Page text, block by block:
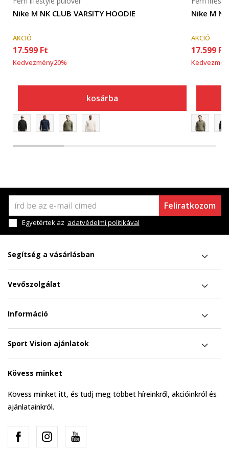
Nike M NK CLUB VARSITY HOODIE
AKCIÓ
17.599 Ft
Kedvezmény20%
kosárba
Nike M
AKCIÓ
17.599 Ft
Feliratkozom
Egyetértek az adatvédelmi politikával
Segítség a vásárlásban
Vevőszolgálat
Információ
Sport Vision ajánlatok
Kövess minket
Kövess minket itt, és tudj meg többet híreinkről, akcióinkról és
ajánlatainkról.